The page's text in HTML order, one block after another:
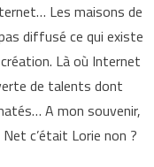
Les maisons de
diffusé ce qui existe
Là où Internet
de talents dont
A mon souvenir,
c’était Lorie non ?